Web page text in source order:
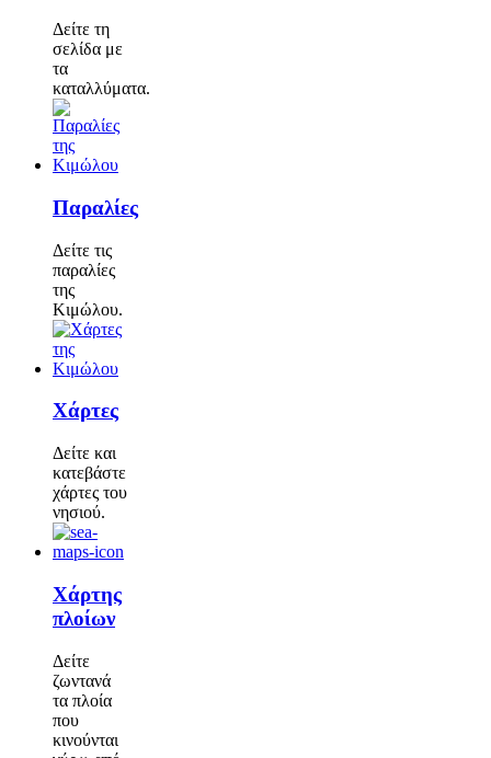
Δείτε τη
σελίδα με
τα
καταλλύματα.
Παραλίες
Δείτε τις
παραλίες
της
Κιμώλου.
Χάρτες
Δείτε και
κατεβάστε
χάρτες του
νησιού.
Χάρτης
πλοίων
Δείτε
ζωντανά
τα πλοία
που
κινούνται